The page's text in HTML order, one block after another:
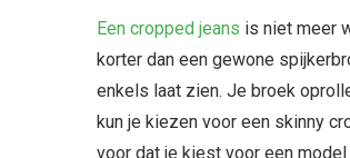
Een cropped jeans is niet meer
korter dan een gewone
enkels laat zien. Je broek
kun je kiezen voor een skinny
voor dat je kiest voor een